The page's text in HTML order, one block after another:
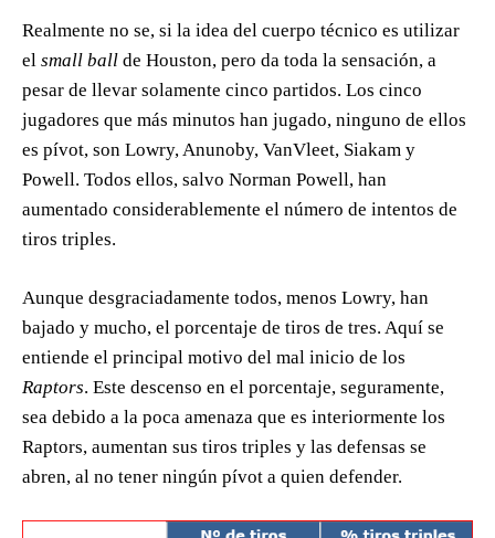
Realmente no se, si la idea del cuerpo técnico es utilizar
el small ball de Houston, pero da toda la sensación, a
pesar de llevar solamente cinco partidos. Los cinco
jugadores que más minutos han jugado, ninguno de ellos
es pívot, son Lowry, Anunoby, VanVleet, Siakam y
Powell. Todos ellos, salvo Norman Powell, han
aumentado considerablemente el número de intentos de
tiros triples.
Aunque desgraciadamente todos, menos Lowry, han
bajado y mucho, el porcentaje de tiros de tres. Aquí se
entiende el principal motivo del mal inicio de los
Raptors. Este descenso en el porcentaje, seguramente,
sea debido a la poca amenaza que es interiormente los
Raptors, aumentan sus tiros triples y las defensas se
abren, al no tener ningún pívot a quien defender.